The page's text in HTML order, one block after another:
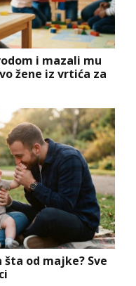
i mazali mu
žene iz vrtića za
od majke? Sve